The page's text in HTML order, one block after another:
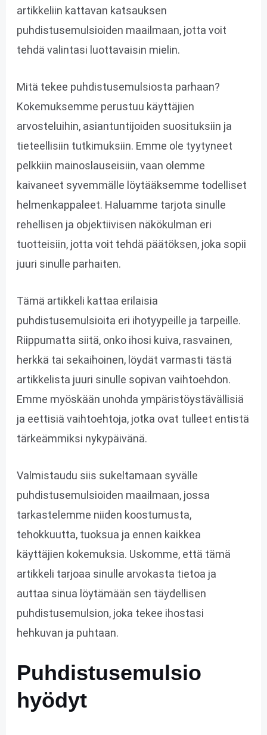
artikkeliin kattavan katsauksen
puhdistusemulsioiden maailmaan, jotta voit
tehdä valintasi luottavaisin mielin.
Mitä tekee puhdistusemulsiosta parhaan?
Kokemuksemme perustuu käyttäjien
arvosteluihin, asiantuntijoiden suosituksiin ja
tieteellisiin tutkimuksiin. Emme ole tyytyneet
pelkkiin mainoslauseisiin, vaan olemme
kaivaneet syvemmälle löytääksemme todelliset
helmenkappaleet. Haluamme tarjota sinulle
rehellisen ja objektiivisen näkökulman eri
tuotteisiin, jotta voit tehdä päätöksen, joka sopii
juuri sinulle parhaiten.
Tämä artikkeli kattaa erilaisia
puhdistusemulsioita eri ihotyypeille ja tarpeille.
Riippumatta siitä, onko ihosi kuiva, rasvainen,
herkkä tai sekaihoinen, löydät varmasti tästä
artikkelista juuri sinulle sopivan vaihtoehdon.
Emme myöskään unohda ympäristöystävällisiä
ja eettisiä vaihtoehtoja, jotka ovat tulleet entistä
tärkeämmiksi nykypäivänä.
Valmistaudu siis sukeltamaan syvälle
puhdistusemulsioiden maailmaan, jossa
tarkastelemme niiden koostumusta,
tehokkuutta, tuoksua ja ennen kaikkea
käyttäjien kokemuksia. Uskomme, että tämä
artikkeli tarjoaa sinulle arvokasta tietoa ja
auttaa sinua löytämään sen täydellisen
puhdistusemulsion, joka tekee ihostasi
hehkuvan ja puhtaan.
Puhdistusemulsio
hyödyt